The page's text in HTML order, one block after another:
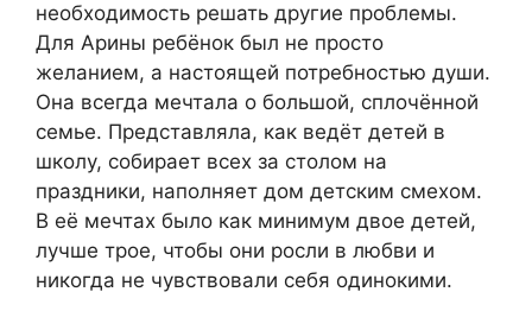
необходимость решать другие проблемы.
Для Арины ребёнок был не просто
желанием, а настоящей потребностью души.
Она всегда мечтала о большой, сплочённой
семье. Представляла, как ведёт детей в
школу, собирает всех за столом на
праздники, наполняет дом детским смехом.
В её мечтах было как минимум двое детей,
лучше трое, чтобы они росли в любви и
никогда не чувствовали себя одинокими.